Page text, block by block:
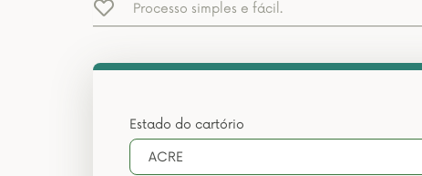
Processo simples e fácil.
Estado do cartório
ACRE